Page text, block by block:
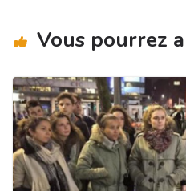
k
Vous pourrez